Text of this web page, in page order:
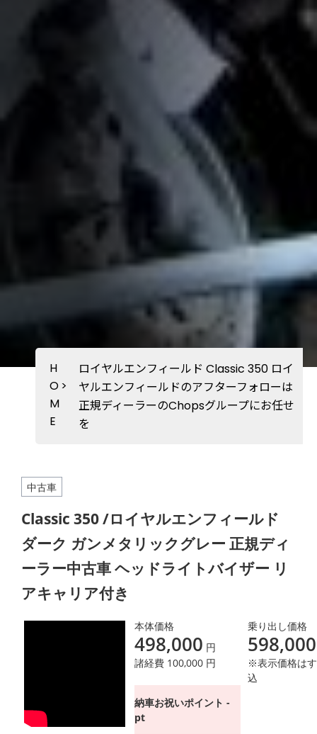
H
O
M
E
>
ロイヤルエンフィールド Classic 350 ロイ
ヤルエンフィールドのアフターフォローは
正規ディーラーのChopsグループにお任せ
を
中古車
Classic 350 /ロイヤルエンフィールド
ダーク ガンメタリックグレー 正規ディ
ーラー中古車 ヘッドライトバイザー リ
アキャリア付き
本体価格
498,000 円
乗り出し価格
598,000
諸経費 100,000 円
※表示価格は
込
納車お祝いポイント -
pt